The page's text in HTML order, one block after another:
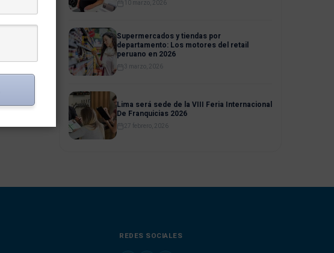
10 marzo, 2026
Supermercados y tiendas por
departamento: Los motores del retail
peruano en 2026
3 marzo, 2026
Lima será sede de la VIII Feria Internacional
De Franquicias 2026
27 febrero, 2026
REDES SOCIALES